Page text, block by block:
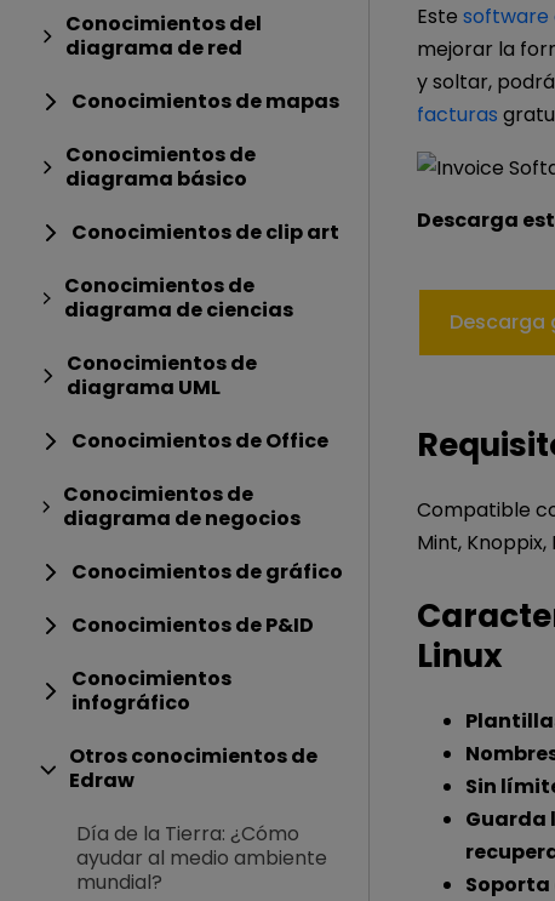
Conocimientos del
diagrama de red
Conocimientos de mapas
Conocimientos de
diagrama básico
Conocimientos de clip art
Conocimientos de
diagrama de ciencias
Conocimientos de
diagrama UML
Conocimientos de Office
Conocimientos de
diagrama de negocios
Conocimientos de gráfico
Conocimientos de P&ID
Conocimientos
infográfico
Otros conocimientos de
Edraw
Día de la Tierra: ¿Cómo
ayudar al medio ambiente
mundial?
Este software
mejorar la
y soltar,
facturas
Descarga
Descarga
Compatible
Mint,
Linux
Sin
Guarda
Soporta